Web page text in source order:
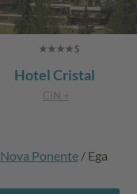
Hotel Cristal
CIN +
Nova Ponente/ Ega